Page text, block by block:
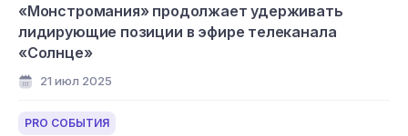
«Монстромания» продолжает удерживать
лидирующие позиции в эфире телеканала
«Солнце»
21 июл 2025
PRO СОБЫТИЯ